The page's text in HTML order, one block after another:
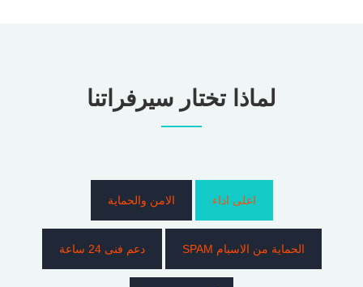
لماذا تختار سيرفراتنا
اعلى اداء الامن والحماية
الحماية من الاسبام SPAM دعم فنى 24 ساعة